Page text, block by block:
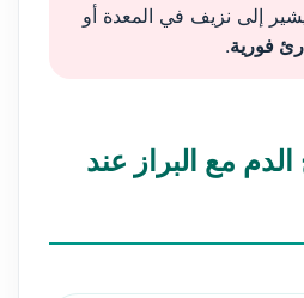
إلى نزيف في المعدة أو
فورية.
مع البراز عند